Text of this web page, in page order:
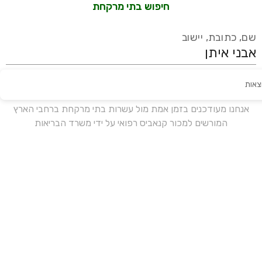
חיפוש בתי מרקחת
שם, כתובת, יישוב
אנחנו מעודכנים בזמן אמת מול עשרות בתי מרקחת ברחבי הארץ
המורשים למכור קנאביס רפואי על ידי משרד הבריאות